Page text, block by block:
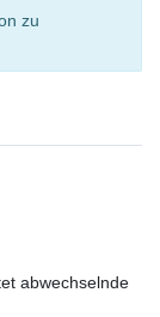
zu
abwechselnde